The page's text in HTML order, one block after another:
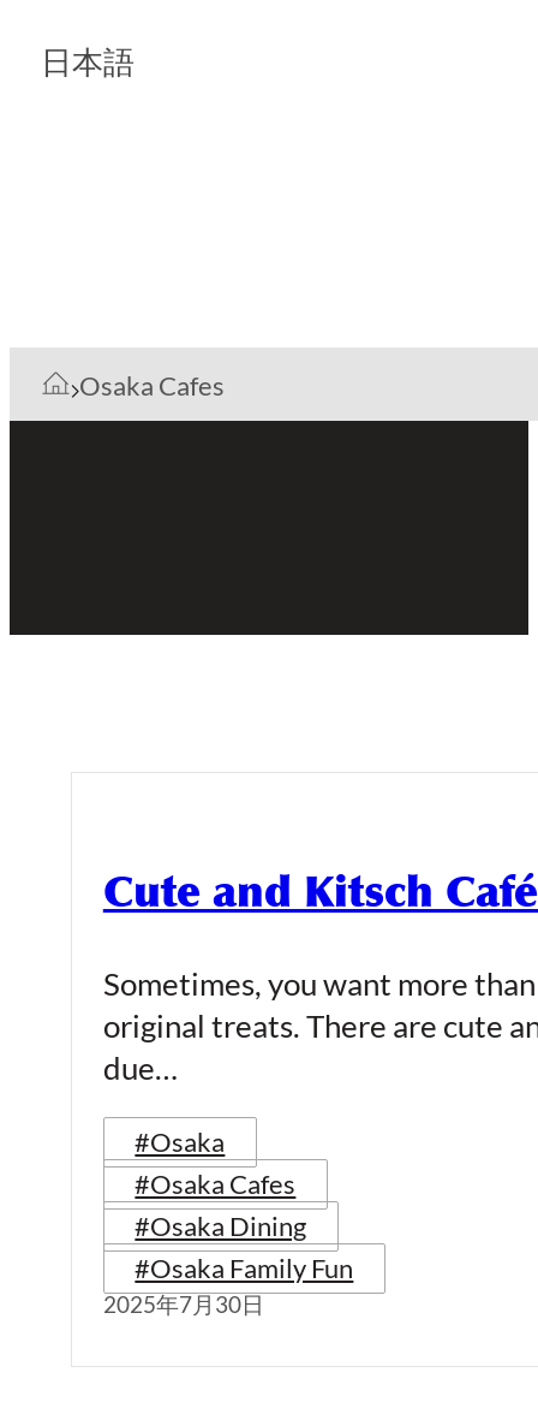
日本語
Osaka Cafes
Cute and Kitsch
Sometimes, you want more
original treats. There are cute
due…
#Osaka
#Osaka Cafes
#Osaka Dining
#Osaka Family Fun
2025年7月30日